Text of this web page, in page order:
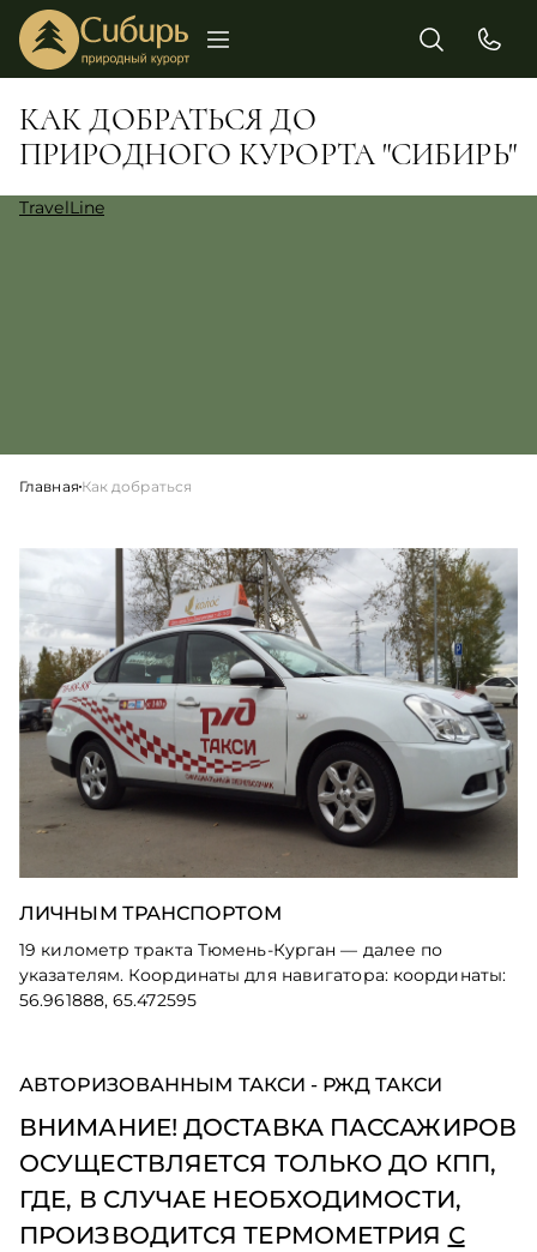
КАК ДОБРАТЬСЯ ДО
ПРИРОДНОГО КУРОРТА "СИБИРЬ"
TravelLine
ГлавнаяКак добраться
ЛИЧНЫМ ТРАНСПОРТОМ
19 километр тракта Тюмень-Курган — далее по
указателям. Координаты для навигатора: координаты:
56.961888, 65.472595
АВТОРИЗОВАННЫМ ТАКСИ - РЖД ТАКСИ
ВНИМАНИЕ! ДОСТАВКА ПАССАЖИРОВ
ОСУЩЕСТВЛЯЕТСЯ ТОЛЬКО ДО КПП,
ГДЕ, В СЛУЧАЕ НЕОБХОДИМОСТИ,
ПРОИЗВОДИТСЯ ТЕРМОМЕТРИЯ С